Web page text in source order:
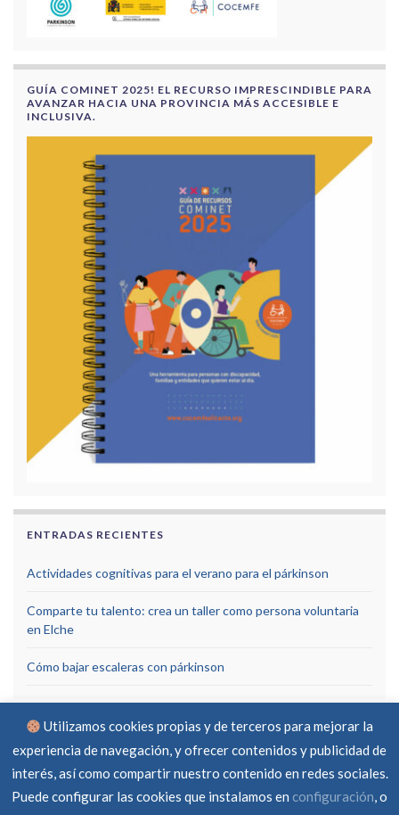
GUÍA COMINET 2025! EL RECURSO IMPRESCINDIBLE PARA
AVANZAR HACIA UNA PROVINCIA MÁS ACCESIBLE E
INCLUSIVA.
ENTRADAS RECIENTES
Actividades cognitivas para el verano para el párkinson
Comparte tu talento: crea un taller como persona voluntaria
en Elche
Cómo bajar escaleras con párkinson
Aviso Legal Política de privacidad
Política de cookies
Utilizamos cookies propias y de terceros para mejorar la
experiencia de navegación, y ofrecer contenidos y publicidad de
interés, así como compartir nuestro contenido en redes sociales.
Puede configurar las cookies que instalamos en configuración, o